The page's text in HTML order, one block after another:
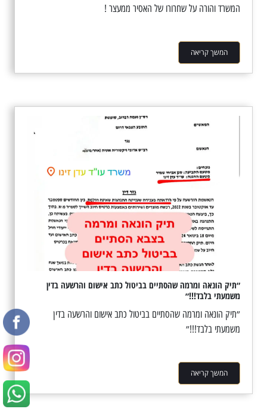
המשרד והורה על שחרורו של האסיר ממעצר !
המשך קריאה
״תיק הונאה ומרמה שהסתיים בביטול כתב אישום והרשעה בדין
משמעתי בלבד!!!״
״תיק הונאה ומרמה שהסתיים בביטול כתב אישום והרשעה בדין
משמעתי בלבד!!!״
המשך קריאה